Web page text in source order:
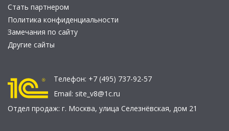
Стать партнером
Политика конфиденциальности
Замечания по сайту
Другие сайты
Телефон: +7 (495) 737-92-57
Email: site_v8@1c.ru
Отдел продаж: г. Москва, улица Селезнёвская, дом 21